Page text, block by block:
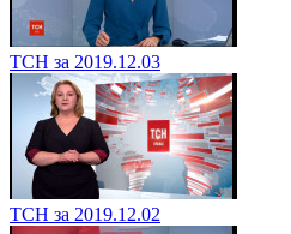
ТСН за 2019.12.03
ТСН за 2019.12.02